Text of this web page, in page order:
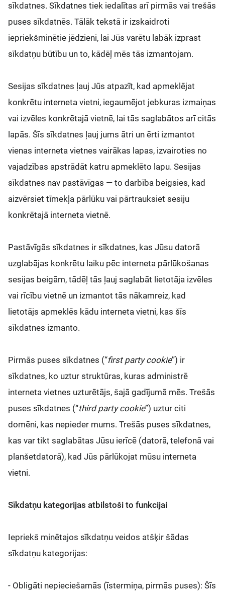
sīkdatnes. Sīkdatnes tiek iedalītas arī pirmās vai trešās
puses sīkdatnēs. Tālāk tekstā ir izskaidroti
iepriekšminētie jēdzieni, lai Jūs varētu labāk izprast
sīkdatņu būtību un to, kādēļ mēs tās izmantojam.
Sesijas sīkdatnes ļauj Jūs atpazīt, kad apmeklējat
konkrētu interneta vietni, iegaumējot jebkuras izmaiņas
vai izvēles konkrētajā vietnē, lai tās saglabātos arī citās
lapās. Šīs sīkdatnes ļauj jums ātri un ērti izmantot
vienas interneta vietnes vairākas lapas, izvairoties no
vajadzības apstrādāt katru apmeklēto lapu. Sesijas
sīkdatnes nav pastāvīgas — to darbība beigsies, kad
aizvērsiet tīmekļa pārlūku vai pārtrauksiet sesiju
konkrētajā interneta vietnē.
Pastāvīgās sīkdatnes ir sīkdatnes, kas Jūsu datorā
uzglabājas konkrētu laiku pēc interneta pārlūkošanas
sesijas beigām, tādēļ tās ļauj saglabāt lietotāja izvēles
vai rīcību vietnē un izmantot tās nākamreiz, kad
lietotājs apmeklēs kādu interneta vietni, kas šīs
sīkdatnes izmanto.
Pirmās puses sīkdatnes (“first party cookie”) ir
sīkdatnes, ko uztur struktūras, kuras administrē
interneta vietnes uzturētājs, šajā gadījumā mēs. Trešās
puses sīkdatnes (“third party cookie”) uztur citi
domēni, kas nepieder mums. Trešās puses sīkdatnes,
kas var tikt saglabātas Jūsu ierīcē (datorā, telefonā vai
planšetdatorā), kad Jūs pārlūkojat mūsu interneta
vietni.
Sīkdatņu kategorijas atbilstoši to funkcijai
Iepriekš minētajos sīkdatņu veidos atšķir šādas
sīkdatņu kategorijas:
- Obligāti nepieciešamās (īstermiņa, pirmās puses): Šīs